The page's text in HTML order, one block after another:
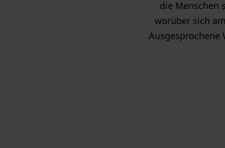
die Menschen
worüber sich
Ausgesprochene